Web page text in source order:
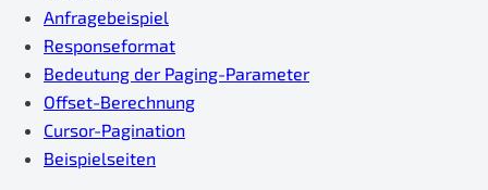
Anfragebeispiel
Responseformat
Bedeutung der Paging-Parameter
Offset-Berechnung
Cursor-Pagination
Beispielseiten